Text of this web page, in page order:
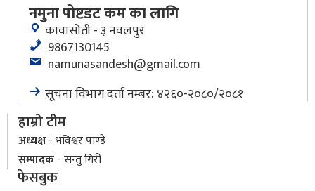
नमुना पोष्टडट कम का लागि
कावासोती - ३ नवलपुर
9867130145
namunasandesh@gmail.com
सूचना विभाग दर्ता नम्बर: ४२६०-२०८०/२०८१
हाम्रो टीम
अध्यक्ष- भविश्वर पाण्डे
सम्पादक- सन्तु गिरी
फेसबुक